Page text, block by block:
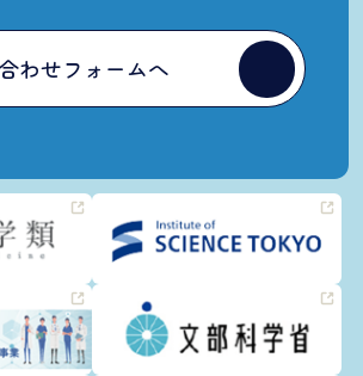
わせフォームへ